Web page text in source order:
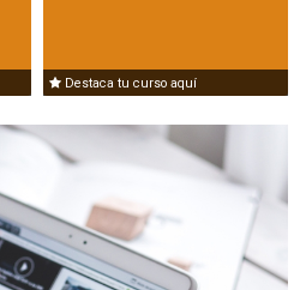
Destaca tu curso aquí